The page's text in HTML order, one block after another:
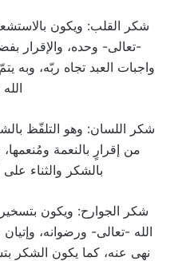
شكر القلب: ويكون
-تعالى- وحده، والإقرار
واجبات العبد تجاه ربّه، وبه
شكر اللسان: وهو التلفّظ
من إقرارٍ بالنعمة
بالشكر والثناء
شكر الجوارح: ويكون
الله -تعالى- ورضوانه، وإتيان
نهى عنه، كما يكون الشكر